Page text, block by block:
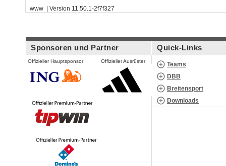
www | Version 11.50.1-2f7f327
Sponsoren und Partner
Offizieller Hauptsponsor Offizieller Ausrüster
Quick-Links
Teams
DBB
Breitensport
Downloads